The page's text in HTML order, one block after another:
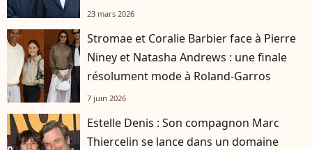
23 mars 2026
Stromae et Coralie Barbier face à Pierre
Niney et Natasha Andrews : une finale
résolument mode à Roland-Garros
7 juin 2026
Estelle Denis : Son compagnon Marc
Thiercelin se lance dans un domaine